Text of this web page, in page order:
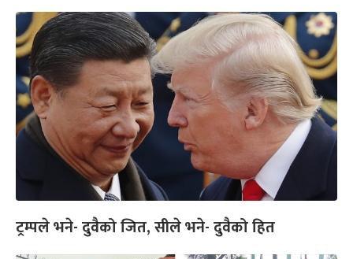
ट्रम्पले भने- दुवैको जित, सीले भने- दुवैको हित